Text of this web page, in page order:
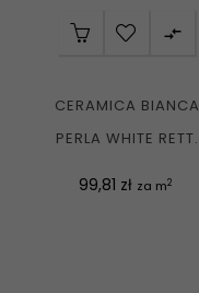

CERAMICA BIANCA
PERLA WHITE RETT.
Cena
99,81 zł za m2